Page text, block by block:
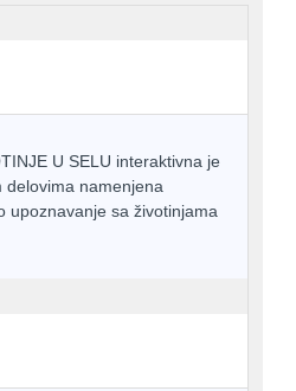
U SELU interaktivna je
delovima namenjena
upoznavanje sa životinjama